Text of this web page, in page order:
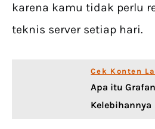
karena kamu tidak perlu
teknis server setiap hari.
Cek Konten
Apa itu
Kelebihannya